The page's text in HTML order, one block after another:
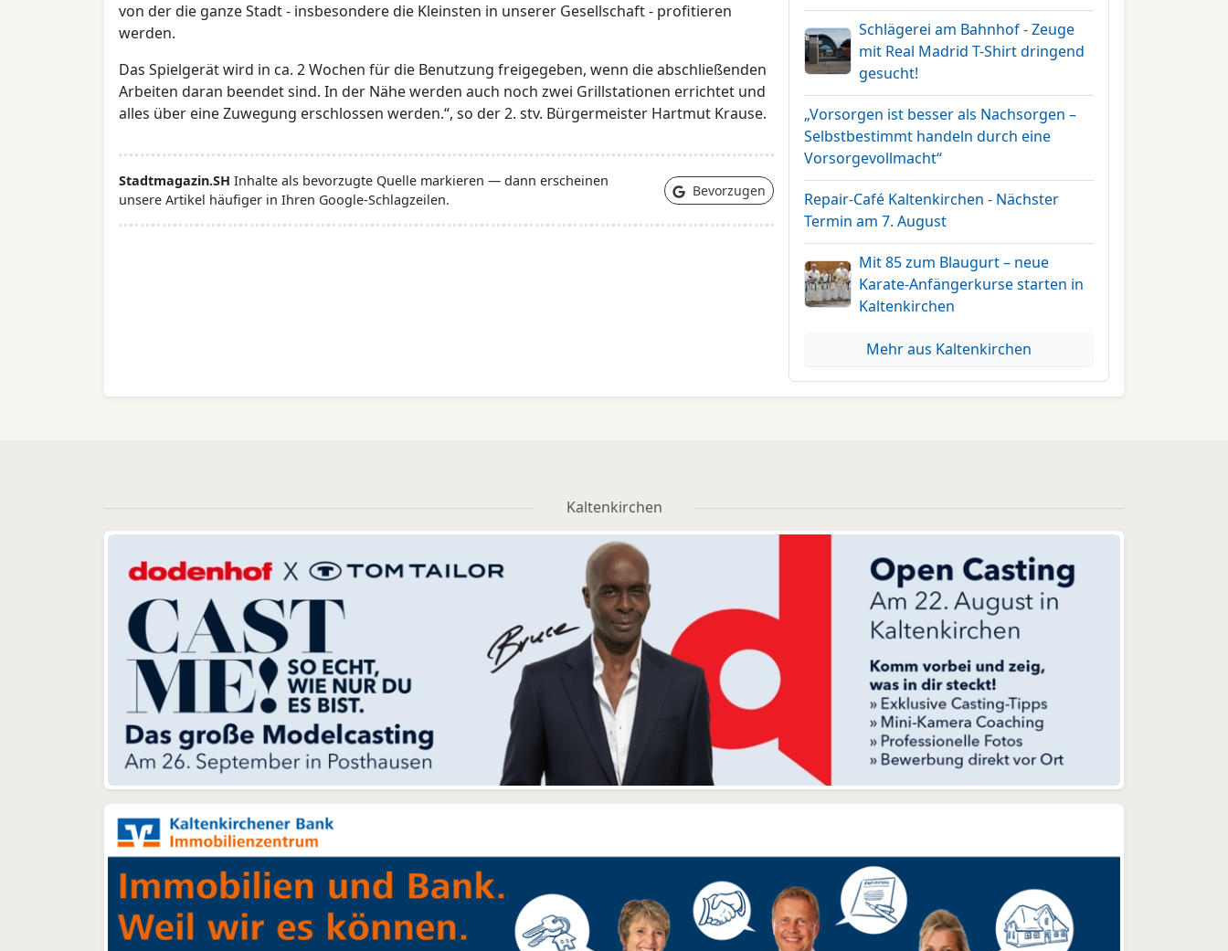
von der die ganze Stadt - insbesondere die Kleinsten in unserer Gesellschaft - profitieren
werden.
Das Spielgerät wird in ca. 2 Wochen für die Benutzung freigegeben, wenn die abschließenden
Arbeiten daran beendet sind. In der Nähe werden auch noch zwei Grillstationen errichtet und
alles über eine Zuwegung erschlossen werden.“, so der 2. stv. Bürgermeister Hartmut Krause.
Stadtmagazin.SH Inhalte als bevorzugte Quelle markieren — dann erscheinen
unsere Artikel häufiger in Ihren Google-Schlagzeilen.
Bevorzugen
Schlägerei am Bahnhof - Zeuge
mit Real Madrid T-Shirt dringend
gesucht!
„Vorsorgen ist besser als Nachsorgen –
Selbstbestimmt handeln durch eine
Vorsorgevollmacht“
Repair-Café Kaltenkirchen - Nächster
Termin am 7. August
Mit 85 zum Blaugurt – neue
Karate-Anfängerkurse starten in
Kaltenkirchen
Mehr aus Kaltenkirchen
Kaltenkirchen